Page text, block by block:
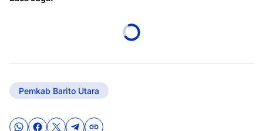
Pemkab Barito Utara